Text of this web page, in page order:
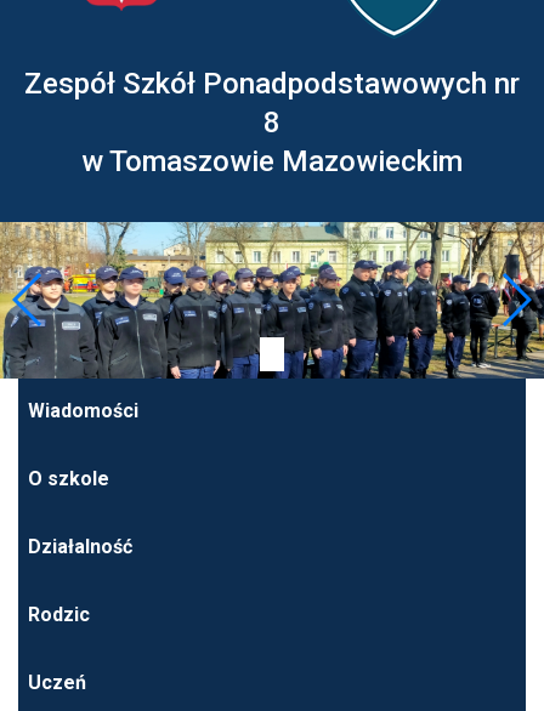
Zespół Szkół Ponadpodstawowych nr
8
w Tomaszowie Mazowieckim
Wiadomości
O szkole
Działalność
Rodzic
Uczeń